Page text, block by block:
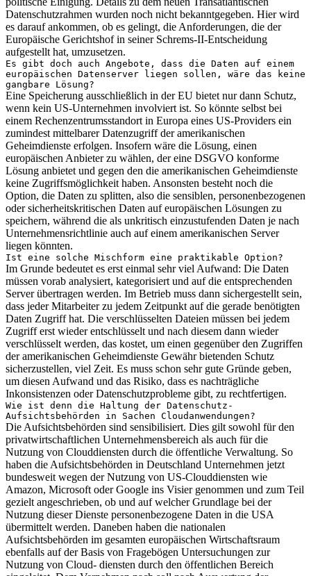
Datenschutzrahmen wurden noch nicht bekanntgegeben. Hier wird
es darauf ankommen, ob es gelingt, die Anforderungen, die der
Europäische Gerichtshof in seiner Schrems-II-Entscheidung
aufgestellt hat, umzusetzen.
Es gibt doch auch Angebote, dass die Daten auf einem
europäischen Datenserver liegen sollen, wäre das keine
gangbare Lösung?
Eine Speicherung ausschließlich in der EU bietet nur dann Schutz,
wenn kein US-Unternehmen involviert ist. So könnte selbst bei
einem Rechenzentrumsstandort in Europa eines US-Providers ein
zumindest mittelbarer Datenzugriff der amerikanischen
Geheimdienste erfolgen. Insofern wäre die Lösung, einen
europäischen Anbieter zu wählen, der eine DSGVO konforme
Lösung anbietet und gegen den die amerikanischen Geheimdienste
keine Zugriffsmöglichkeit haben. Ansonsten besteht noch die
Option, die Daten zu splitten, also die sensiblen, personenbezogenen
oder sicherheitskritischen Daten auf europäischen Lösungen zu
speichern, während die als unkritisch einzustufenden Daten je nach
Unternehmensrichtlinie auch auf einem amerikanischen Server
liegen könnten.
Ist eine solche Mischform eine praktikable Option?
Im Grunde bedeutet es erst einmal sehr viel Aufwand: Die Daten
müssen vorab analysiert, kategorisiert und auf die entsprechenden
Server übertragen werden. Im Betrieb muss dann sichergestellt sein,
dass jeder Mitarbeiter zu jedem Zeitpunkt auf die gerade benötigten
Daten Zugriff hat. Die verschlüsselten Dateien müssen bei jedem
Zugriff erst wieder entschlüsselt und nach diesem dann wieder
verschlüsselt werden, das kostet, um einen gegenüber den Zugriffen
der amerikanischen Geheimdienste Gewähr bietenden Schutz
sicherzustellen, viel Zeit. Es muss schon sehr gute Gründe geben,
um diesen Aufwand und das Risiko, dass es nachträgliche
Inkonsistenzen oder Datenschutzprobleme gibt, zu rechtfertigen.
Wie ist denn die Haltung der Datenschutz-
Aufsichtsbehörden in Sachen Cloudanwendungen?
Die Aufsichtsbehörden sind sensibilisiert. Dies gilt sowohl für den
privatwirtschaftlichen Unternehmensbereich als auch für die
Nutzung von Clouddiensten durch die öffentliche Verwaltung. So
haben die Aufsichtsbehörden in Deutschland Unternehmen jetzt
bundesweit wegen der Nutzung von US-Clouddiensten wie
Amazon, Microsoft oder Google ins Visier genommen und zum Teil
gezielt angeschrieben, ob und auf welcher Grundlage bei der
Nutzung dieser Dienste personenbezogene Daten in die USA
übermittelt werden. Daneben haben die nationalen
Aufsichtsbehörden im gesamten europäischen Wirtschaftsraum
ebenfalls auf der Basis von Fragebögen Untersuchungen zur
Nutzung von Cloud- diensten durch den öffentlichen Bereich